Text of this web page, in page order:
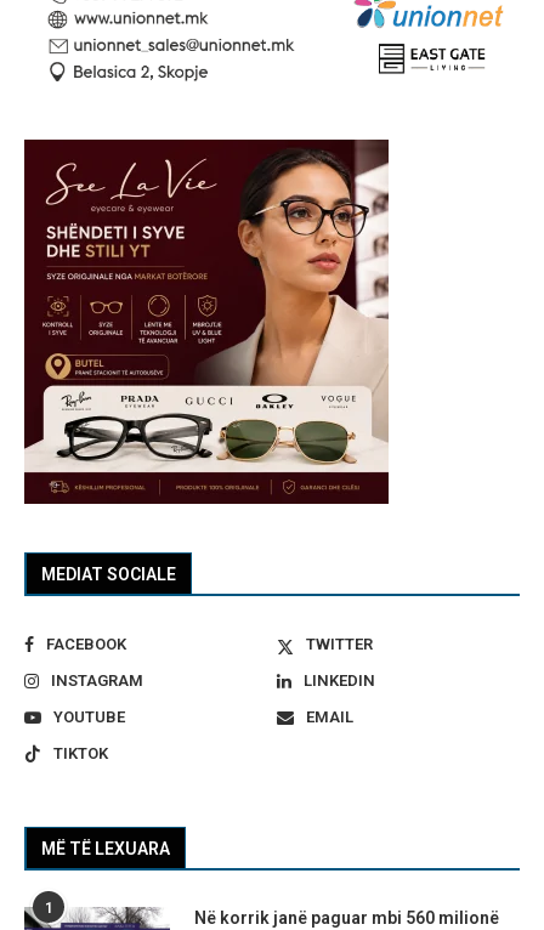
MEDIAT SOCIALE
FACEBOOK
TWITTER
INSTAGRAM
LINKEDIN
YOUTUBE
EMAIL
TIKTOK
MË TË LEXUARA
1
Në korrik janë paguar mbi 560 milionë